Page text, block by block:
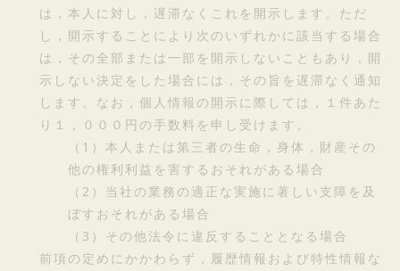
は，本人に対し，遅滞なくこれを開示します。ただ
し，開示することにより次のいずれかに該当する場合
は，その全部または一部を開示しないこともあり，開
示しない決定をした場合には，その旨を遅滞なく通知
します。なお，個人情報の開示に際しては，１件あた
り１，０００円の手数料を申し受けます。
（1）本人または第三者の生命，身体，財産その
他の権利利益を害するおそれがある場合
（2）当社の業務の適正な実施に著しい支障を及
ぼすおそれがある場合
（3）その他法令に違反することとなる場合
前項の定めにかかわらず，履歴情報および特性情報な